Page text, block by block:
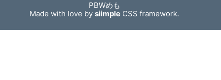
PBWめも
Made with love bysiimple CSS framework.